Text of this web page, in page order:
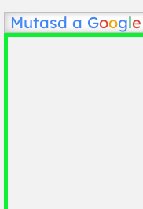
Mutasd a Google